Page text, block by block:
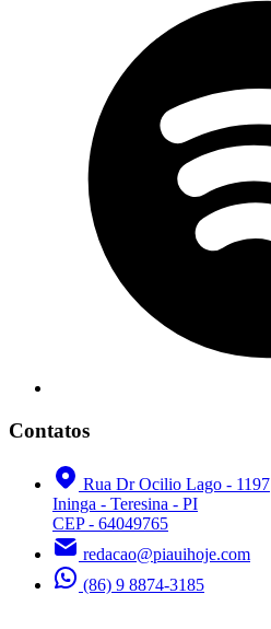
Contatos
Rua Dr Ocilio Lago - 1197
Ininga - Teresina - PI
CEP - 64049765
redacao@piauihoje.com
(86) 9 8874-3185